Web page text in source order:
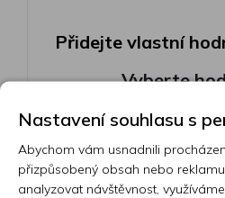
Přidejte vlastní
Vyberte
0/5
Nastavení souhlasu s
Abychom vám usnadnili
přizpůsobený obsah nebo
analyzovat návštěvnost,